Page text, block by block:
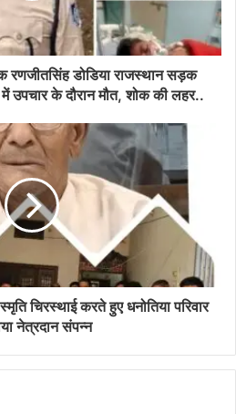
रणजीतसिंह डोडिया राजस्थान सड़क
में उपचार के दौरान मौत, शोक की लहर..
चिरस्थाई करते हुए धनोतिया परिवार
नेत्रदान संपन्न